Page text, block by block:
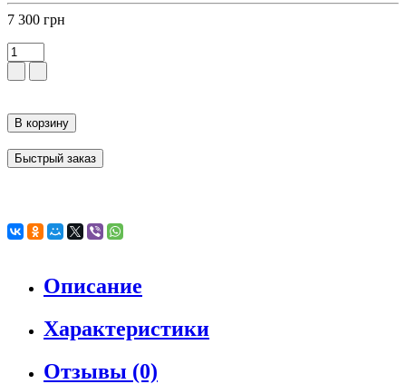
7 300 грн
В корзину
Быстрый заказ
Описание
Характеристики
Отзывы (0)